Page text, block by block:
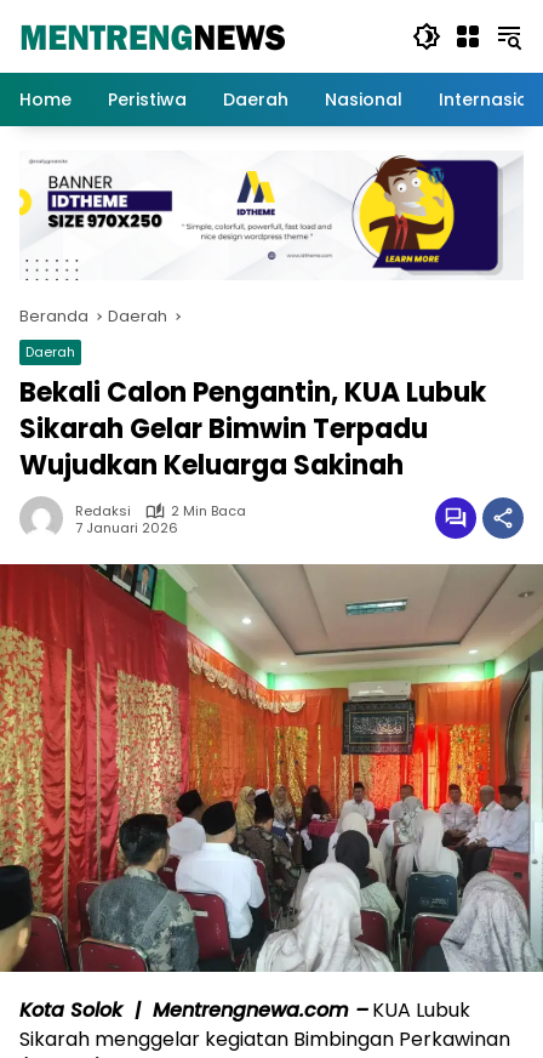
Home
Peristiwa Daerah Nasional
Beranda Daerah
Daerah
Bekali Calon Pengantin, KUA Lubuk
Sikarah Gelar Bimwin Terpadu
Wujudkan Keluarga Sakinah
Redaksi
2 Min Baca
7 Januari 2026
Kota Solok | Mentrengnewa.com –KUA Lubuk
Sikarah menggelar kegiatan Bimbingan Perkawinan